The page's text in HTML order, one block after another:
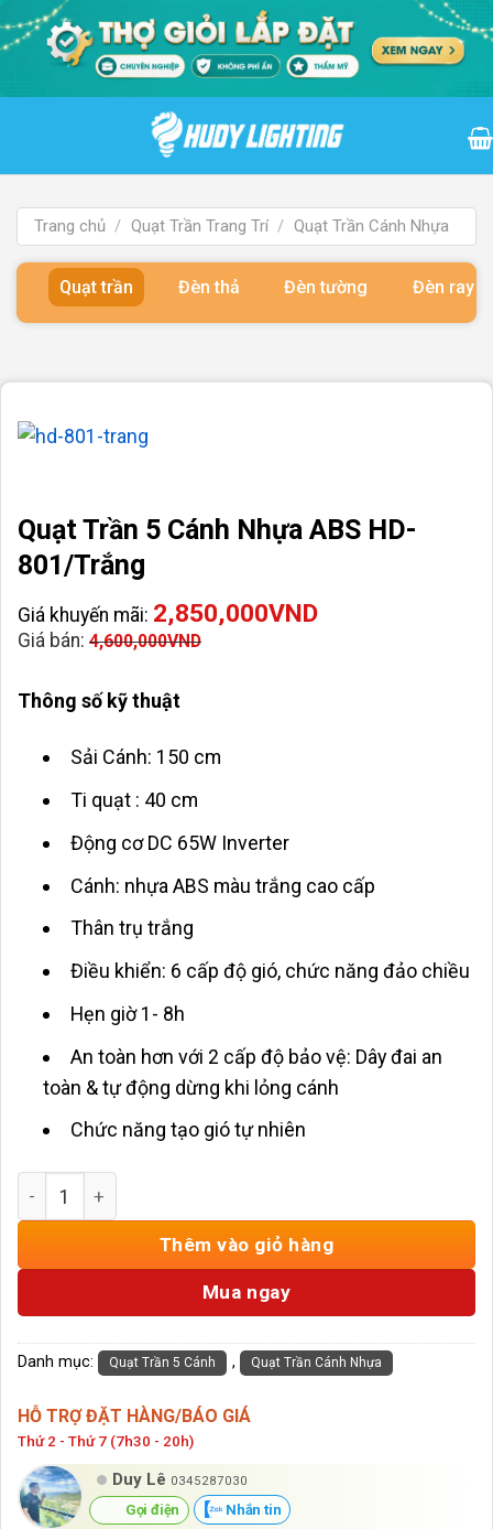
qua
Trang chủ / Quạt Trần Trang Trí / Quạt Trần Cánh Nhựa
Quạt trần Đèn thả Đèn tường Đèn ray
Quạt Trần 5 Cánh Nhựa ABS HD-
801/Trắng
Giá khuyến mãi: 2,850,000VND
Giá bán: 4,600,000VND
Thông số kỹ thuật
Sải Cánh: 150 cm
Ti quạt : 40 cm
Động cơ DC 65W Inverter
Cánh: nhựa ABS màu trắng cao cấp
Thân trụ trắng
Điều khiển: 6 cấp độ gió, chức năng đảo chiều
Hẹn giờ 1- 8h
An toàn hơn với 2 cấp độ bảo vệ: Dây đai an
toàn & tự động dừng khi lỏng cánh
Chức năng tạo gió tự nhiên
Thêm vào giỏ hàng
Mua ngay
Danh mục: Quạt Trần 5 Cánh , Quạt Trần Cánh Nhựa
HỖ TRỢ ĐẶT HÀNG/BÁO GIÁ
Thứ 2 - Thứ 7 (7h30 - 20h)
Duy Lê 0345287030
Gọi điện Nhắn tin